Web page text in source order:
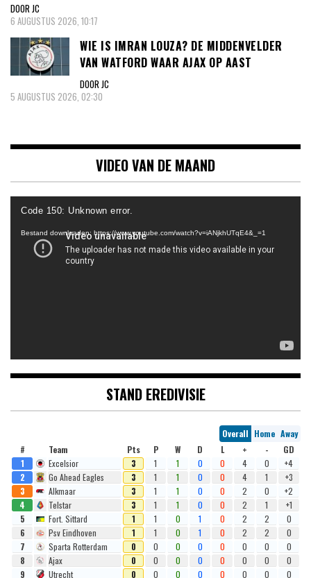
DOOR JC
6 AUGUSTUS 2026, 10:17
WIE IS IMRAN LOUZA? DE MIDDENVELDER
VAN WATFORD WAAR AJAX OP AAST
DOOR JC
5 AUGUSTUS 2026, 02:30
VIDEO VAN DE MAAND
Videospeler
Code 150: Unknown error.
Bestand downloaden: https://www.youtube.com/watch?v=iANjkhUTqE4&_=1
STAND EREDIVISIE
Overall Home Away
#
Team Pts P W D L + -
GD
1
Excelsior 3 1 1 0 0 4 0
+4
2
Go Ahead Eagles 3 1 1 0 0 4 1
+3
3
Alkmaar 3 1 1 0 0 2 0
+2
4
Telstar 3 1 1 0 0 2 1
+1
5
Fort. Sittard 1 1 0 1 0 2 2
0
6
Psv Eindhoven 1 1 0 1 0 2 2
0
7
Sparta Rotterdam 0 0 0 0 0 0 0
0
8
Ajax 0 0 0 0 0 0 0
0
9
Utrecht 0 0 0 0 0 0 0 0